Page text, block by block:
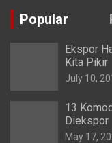
Popular
Ekspor
Kita Pikir
July 10,
13
Diekspor
May 17,